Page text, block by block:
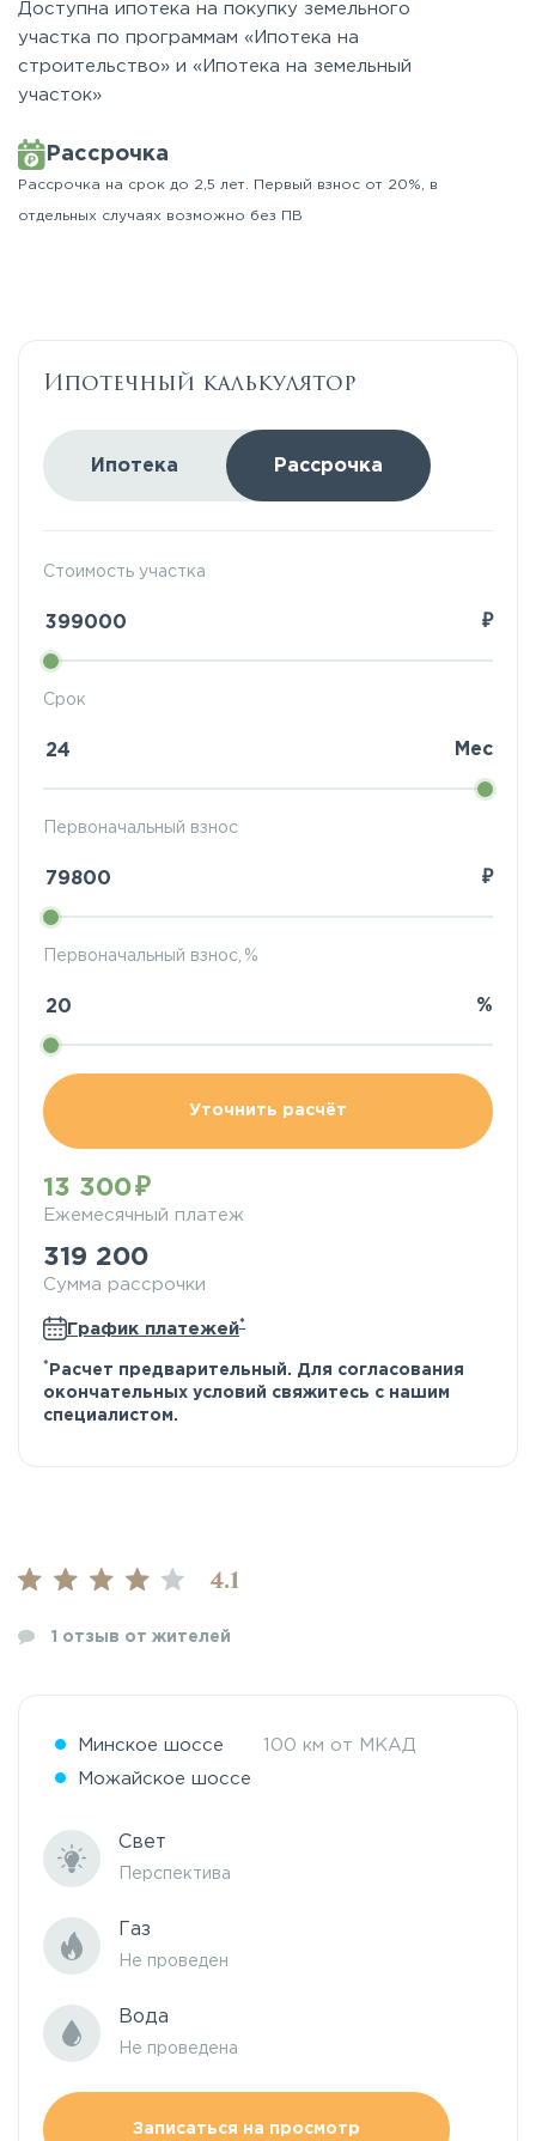
4.1
1 отзыв от жителей
Доступна ипотека на покупку земельного
участка по программам «Ипотека на
строительство» и «Ипотека на земельный
участок»
Рассрочка
Рассрочка на срок до 2,5 лет. Первый взнос от 20%, в
отдельных случаях возможно без ПВ
Ипотечный калькулятор
Ипотека Рассрочка
Стоимость участка
₽
Первоначальный взнос
₽
Срок
Мес
Первоначальный взнос, %
%
Уточнить расчёт
13 300
Ежемесячный платеж
319 200
Сумма рассрочки
График платежей*
* Расчет предварительный. Для согласования
окончательных условий свяжитесь с нашим
специалистом.
Минское шоссе 100 км от МКАД
Можайское шоссе
Свет
Перспектива
Газ
Не проведен
Вода
Не проведена
Записаться на просмотр